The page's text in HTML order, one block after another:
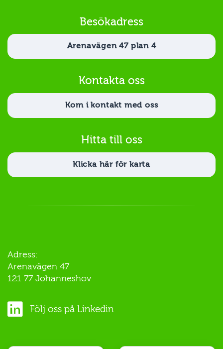
Besökadress
Arenavägen 47 plan 4
Kontakta oss
Kom i kontakt med oss
Hitta till oss
Klicka här för karta
Adress:
Arenavägen 47
121 77 Johanneshov
Följ oss på Linkedin